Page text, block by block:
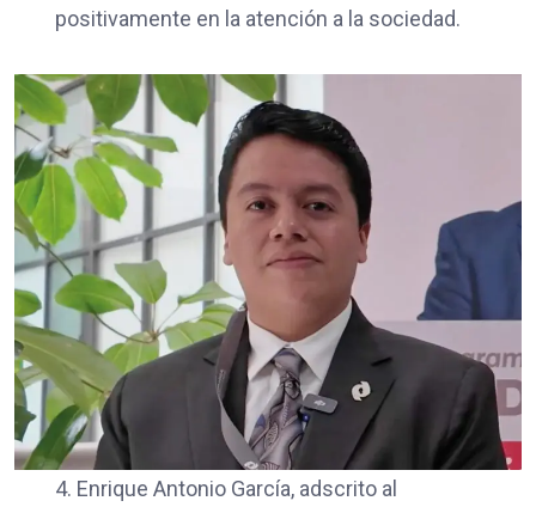
positivamente en la atención a la sociedad.
4. Enrique Antonio García, adscrito al